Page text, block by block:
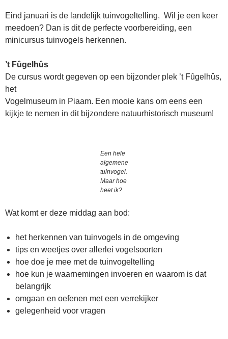
Eind januari is de landelijk tuinvogeltelling, Wil je een keer
meedoen? Dan is dit de perfecte voorbereiding, een
minicursus tuinvogels herkennen.
’t Fûgelhûs
De cursus wordt gegeven op een bijzonder plek ’t Fûgelhûs,
het
Vogelmuseum in Piaam. Een mooie kans om eens een
kijkje te nemen in dit bijzondere natuurhistorisch museum!
Een hele
algemene
tuinvogel.
Maar hoe
heet ik?
Wat komt er deze middag aan bod:
het herkennen van tuinvogels in de omgeving
tips en weetjes over allerlei vogelsoorten
hoe doe je mee met de tuinvogeltelling
hoe kun je waarnemingen invoeren en waarom is dat
belangrijk
omgaan en oefenen met een verrekijker
gelegenheid voor vragen